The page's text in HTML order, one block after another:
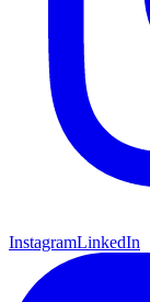
InstagramLinkedIn